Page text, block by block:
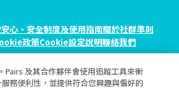
安心、安全制度及使用指南關於社群準則
政策Cookie設定說明聯絡我們
Inc. All rights reserved.
Pairs 及其合作夥伴會使用追蹤工具來衡
務便利性，並提供符合您興趣與偏好的